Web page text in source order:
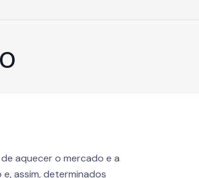
aquecer o mercado e a
assim, determinados